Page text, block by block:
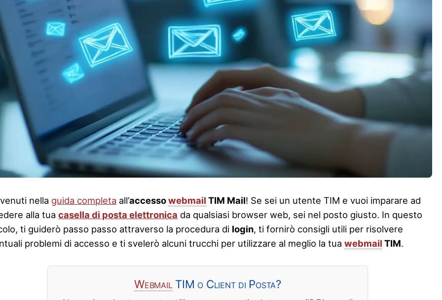
nella guida completa all’accessowebmail TIM Mail! Se sei un utente TIM e vuoi imparare ad
alla tuacasella di posta elettronica da qualsiasi browser web, sei nel posto giusto. In questo
ti guiderò passo passo attraverso la procedura di login, ti fornirò consigli utili per risolvere
problemi di accesso e ti svelerò alcuni trucchi per utilizzare al meglio la tuawebmail TIM.
Webmail TIM o Client di Posta?